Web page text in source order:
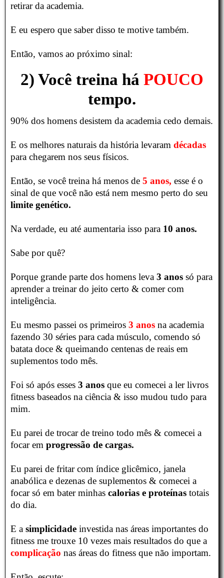
retirar da academia.
E eu espero que saber disso te motive também.
Então, vamos ao próximo sinal:
2) Você treina há POUCO
tempo.
90% dos homens desistem da academia cedo demais.
E os melhores naturais da história levaram décadas
para chegarem nos seus físicos.
Então, se você treina há menos de 5 anos, esse é o
sinal de que você não está nem mesmo perto do seu
limite genético.
Na verdade, eu até aumentaria isso para 10 anos.
Sabe por quê?
Porque grande parte dos homens leva 3 anos só para
aprender a treinar do jeito certo & comer com
inteligência.
Eu mesmo passei os primeiros 3 anos na academia
fazendo 30 séries para cada músculo, comendo só
batata doce & queimando centenas de reais em
suplementos todo mês.
Foi só após esses 3 anos que eu comecei a ler livros
fitness baseados na ciência & isso mudou tudo para
mim.
Eu parei de trocar de treino todo mês & comecei a
focar em progressão de cargas.
Eu parei de fritar com índice glicêmico, janela
anabólica e dezenas de suplementos & comecei a
focar só em bater minhas calorias e proteínas totais
do dia.
E a simplicidade investida nas áreas importantes do
fitness me trouxe 10 vezes mais resultados do que a
complicação nas áreas do fitness que não importam.